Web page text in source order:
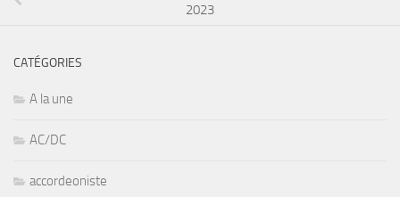
2023
CATÉGORIES
A la une
AC/DC
accordeoniste